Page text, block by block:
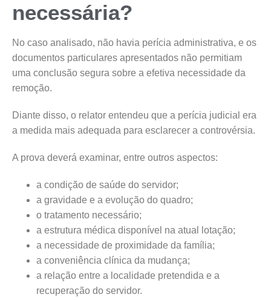
necessária?
No caso analisado, não havia perícia administrativa, e os
documentos particulares apresentados não permitiam
uma conclusão segura sobre a efetiva necessidade da
remoção.
Diante disso, o relator entendeu que a perícia judicial era
a medida mais adequada para esclarecer a controvérsia.
A prova deverá examinar, entre outros aspectos:
a condição de saúde do servidor;
a gravidade e a evolução do quadro;
o tratamento necessário;
a estrutura médica disponível na atual lotação;
a necessidade de proximidade da família;
a conveniência clínica da mudança;
a relação entre a localidade pretendida e a
recuperação do servidor.